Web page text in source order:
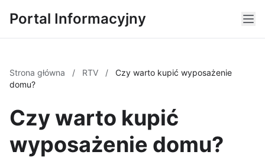
Portal Informacyjny
Strona główna / RTV /
Czy warto kupić wyposażenie
domu?
Czy warto kupić
wyposażenie domu?